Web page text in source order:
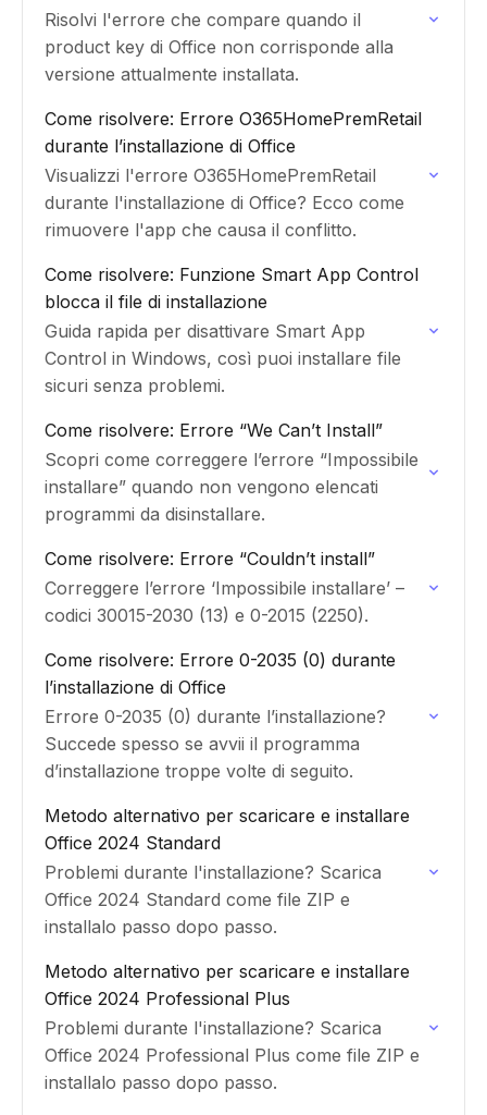
Risolvi l'errore che compare quando il
product key di Office non corrisponde alla
versione attualmente installata.
Come risolvere: Errore O365HomePremRetail
durante l’installazione di Office
Visualizzi l'errore O365HomePremRetail
durante l'installazione di Office? Ecco come
rimuovere l'app che causa il conflitto.
Come risolvere: Funzione Smart App Control
blocca il file di installazione
Guida rapida per disattivare Smart App
Control in Windows, così puoi installare file
sicuri senza problemi.
Come risolvere: Errore “We Can’t Install”
Scopri come correggere l’errore “Impossibile
installare” quando non vengono elencati
programmi da disinstallare.
Come risolvere: Errore “Couldn’t install”
Correggere l’errore ‘Impossibile installare’ –
codici 30015-2030 (13) e 0-2015 (2250).
Come risolvere: Errore 0-2035 (0) durante
l’installazione di Office
Errore 0-2035 (0) durante l’installazione?
Succede spesso se avvii il programma
d’installazione troppe volte di seguito.
Metodo alternativo per scaricare e installare
Office 2024 Standard
Problemi durante l'installazione? Scarica
Office 2024 Standard come file ZIP e
installalo passo dopo passo.
Metodo alternativo per scaricare e installare
Office 2024 Professional Plus
Problemi durante l'installazione? Scarica
Office 2024 Professional Plus come file ZIP e
installalo passo dopo passo.